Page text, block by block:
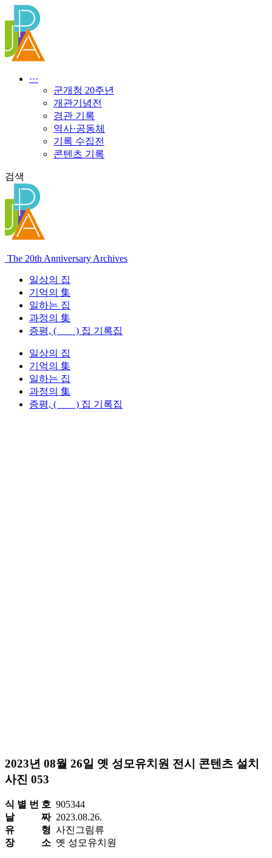
텐
로
건
···
군개청 20주년
개관기념전
경관 기록
역사·공동체
기록 수집전
콘텐츠 기록
검색
The 20th Anniversary Archives
일상의 집
기억의 集
일하는 집
과정의 集
증평, ( ) 집 기록집
일상의 집
기억의 集
일하는 집
과정의 集
증평, ( ) 집 기록집
2023년 08월 26일 옛 성모유치원 전시 콘텐츠 설치
사진 053
식 별 번 호 905344
날 짜2023.08.26.
유 형 사진그림류
장 소 옛 성모유치원